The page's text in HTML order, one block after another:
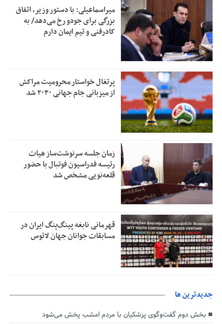
میراسماعیلی: با دستور وزیر، اتفاق
بزرگی برای جودو رخ می‌دهد/ به
کادرفنی و تیم ایمان دارم
پرتغال خواستار محرومیت مراکش
از میزبانی جام جهانی ۲۰۳۰ شد
زمان جلسه سرنوشت‌ساز هیات
رئیسه فدراسیون فوتبال با حضور
قلعه‌نویی مشخص شد
قهرمانی نابغه پینگ‌پنگ ایران در
مسابقات جوانان جهان لائوس
جديدترين ها
بخش دوم گفت‌وگوی پزشکیان با مردم امشب پخش می‌شود